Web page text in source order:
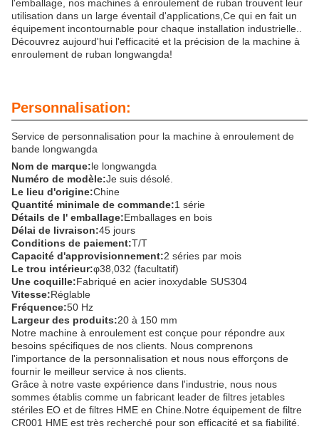
l'emballage, nos machines à enroulement de ruban trouvent leur
utilisation dans un large éventail d'applications,Ce qui en fait un
équipement incontournable pour chaque installation industrielle..
Découvrez aujourd'hui l'efficacité et la précision de la machine à
enroulement de ruban longwangda!
Personnalisation:
Service de personnalisation pour la machine à enroulement de
bande longwangda
Nom de marque:le longwangda
Numéro de modèle:Je suis désolé.
Le lieu d'origine:Chine
Quantité minimale de commande:1 série
Détails de l' emballage:Emballages en bois
Délai de livraison:45 jours
Conditions de paiement:T/T
Capacité d'approvisionnement:2 séries par mois
Le trou intérieur:φ38,032 (facultatif)
Une coquille:Fabriqué en acier inoxydable SUS304
Vitesse:Réglable
Fréquence:50 Hz
Largeur des produits:20 à 150 mm
Notre machine à enroulement est conçue pour répondre aux
besoins spécifiques de nos clients. Nous comprenons
l'importance de la personnalisation et nous nous efforçons de
fournir le meilleur service à nos clients.
Grâce à notre vaste expérience dans l'industrie, nous nous
sommes établis comme un fabricant leader de filtres jetables
stériles EO et de filtres HME en Chine.Notre équipement de filtre
CR001 HME est très recherché pour son efficacité et sa fiabilité.